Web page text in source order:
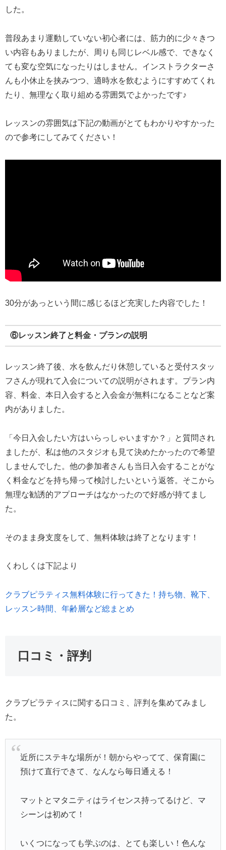
した。
普段あまり運動していない初心者には、筋力的に少々きつ
い内容もありましたが、周りも同じレベル感で、できなく
ても変な空気になったりはしません。インストラクターさ
んも小休止を挟みつつ、適時水を飲むようにすすめてくれ
たり、無理なく取り組める雰囲気でよかったです♪
レッスンの雰囲気は下記の動画がとてもわかりやすかった
ので参考にしてみてください！
30分があっという間に感じるほど充実した内容でした！
⑥レッスン終了と料金・プランの説明
レッスン終了後、水を飲んだり休憩していると受付スタッ
フさんが現れて入会についての説明がされます。プラン内
容、料金、本日入会すると入会金が無料になることなど案
内がありました。
「今日入会したい方はいらっしゃいますか？」と質問され
ましたが、私は他のスタジオも見て決めたかったので希望
しませんでした。他の参加者さんも当日入会することがな
く料金などを持ち帰って検討したいという返答。そこから
無理な勧誘的アプローチはなかったので好感が持てまし
た。
そのまま身支度をして、無料体験は終了となります！
くわしくは下記より
クラブピラティス無料体験に行ってきた！持ち物、靴下、
レッスン時間、年齢層など総まとめ
口コミ・評判
クラブピラティスに関する口コミ、評判を集めてみまし
た。
近所にステキな場所が！朝からやってて、保育園に
預けて直行できて、なんなら毎日通える！
マットとマタニティはライセンス持ってるけど、マ
シーンは初めて！
いくつになっても学ぶのは、とても楽しい！色んな